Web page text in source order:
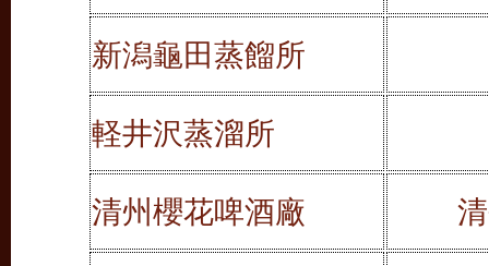
新潟龜田蒸餾所
軽井沢蒸溜所
清州櫻花啤酒廠